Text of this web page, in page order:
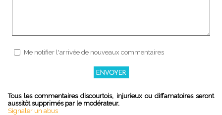
Me notifier l'arrivée de nouveaux commentaires
Tous les commentaires discourtois, injurieux ou diffamatoires seront
aussitôt supprimés par le modérateur.
Signaler un abus